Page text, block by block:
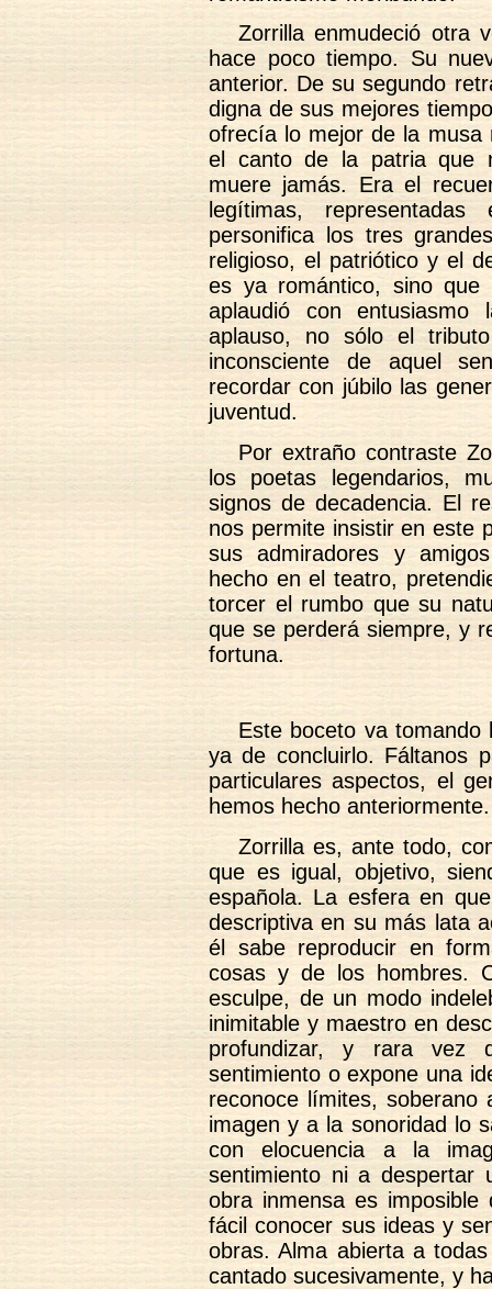
Zorrilla enmudeció otra
hace poco tiempo. Su
anterior. De su segundo
digna de sus mejores
ofrecía lo mejor de la musa
el canto de la patria que
muere jamás. Era el
legítimas,
personifica los tres
religioso, el patriótico y el
es ya romántico, sino que
aplaudió con
aplauso, no sólo el
inconsciente de aquel
recordar con júbilo las
juventud.
Por extraño contraste
los poetas legendarios,
signos de decadencia. El
nos permite insistir en este
sus admiradores y
hecho en el teatro,
torcer el rumbo que su
que se perderá siempre, y
fortuna.
Este boceto va
ya de concluirlo. Fáltanos
particulares aspectos, el
hemos hecho anteriormente.
Zorrilla es, ante todo,
que es igual, objetivo,
española. La esfera en
descriptiva en su más lata
él sabe reproducir en
cosas y de los hombres.
esculpe, de un modo
inimitable y maestro en
profundizar, y rara vez
sentimiento o expone una
reconoce límites,
imagen y a la sonoridad lo
con elocuencia a la
sentimiento ni a despertar
obra inmensa es
fácil conocer sus ideas y
obras. Alma abierta a
cantado sucesivamente, y